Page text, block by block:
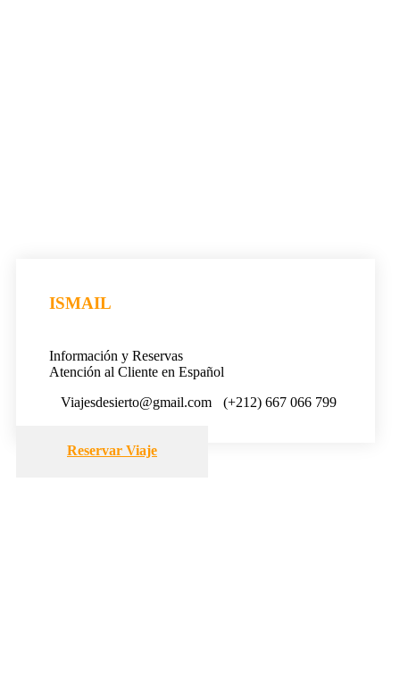
ISMAIL
Información y Reservas
Atención al Cliente en Español
Viajesdesierto@gmail.com
(+212) 667 066 799
Reservar Viaje